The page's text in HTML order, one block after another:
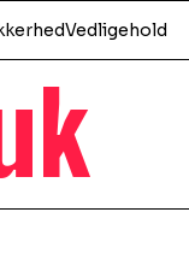
Vedligehold